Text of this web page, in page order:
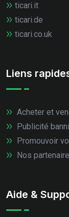
ticari.it
ticari.de
ticari.co.uk
Liens
Acheter et
Publicité
Promouvoir
Nos
Aide &